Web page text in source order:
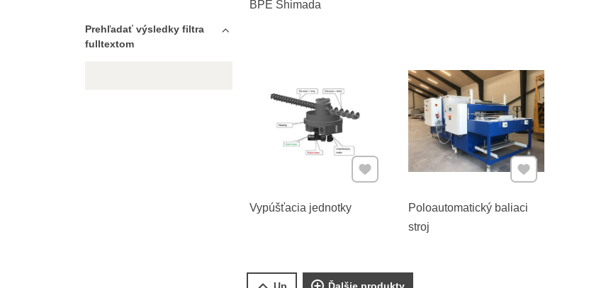
BPE Shimada
Vypúšťacia jednotky
Pridať k Obľúbeným
Poloautomatický baliaci
stroj
Pridať k Obľúbeným
Prehľadať výsledky filtra
fulltextom